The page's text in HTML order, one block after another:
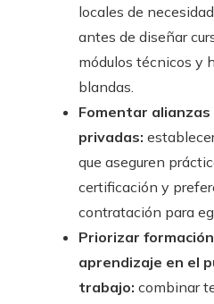
locales de
antes de diseñar
módulos técnicos y
blandas.
Fomentar alianzas
privadas:
que aseguren
certificación y
contratación para
Priorizar
aprendizaje en el
trabajo: combinar